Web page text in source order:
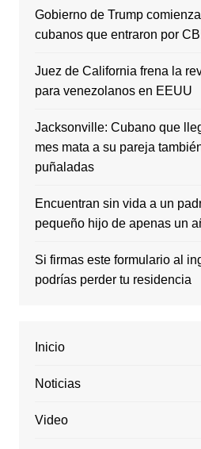
Gobierno de Trump
cubanos que entraron por
Juez de California frena la
para venezolanos en EEUU
Jacksonville: Cubano que
mes mata a su pareja
puñaladas
Encuentran sin vida a un
pequeño hijo de apenas un
Si firmas este formulario al
podrías perder tu residencia
Inicio
Noticias
Video